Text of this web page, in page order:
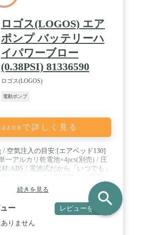
ロゴス(LOGOS) エア
ポンプ バッテリーハ
イパワーブロー
(0.38PSI) 81336590
ロゴス(LOGOS)
電動ポンプ
で詳しく見る
/ 空気注入の目安:[エアベッド130]
一アルカリ乾電池×4pcs(別売) / 圧
:ABS / 電池式だから「いつでも」
※小さな浮き輪や、ラダーベッド、
等、小さな気室(空気の部屋)の製品
ん。
続きを見る
ー レビューを書く
りません
search